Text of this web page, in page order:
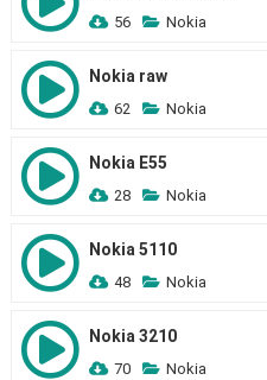
56 Nokia
Nokia raw
62 Nokia
Nokia E55
28 Nokia
Nokia 5110
48 Nokia
Nokia 3210
70 Nokia